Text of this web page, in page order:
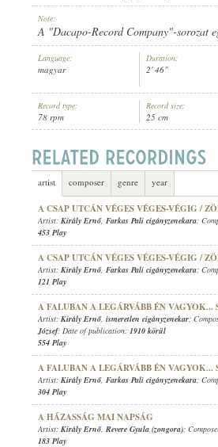
RECORD NUMBER:
Note:
A "Dacapo-Record Company"-sorozat
Language:
magyar
Duration:
2' 46"
Record type:
78 rpm
Record size:
25 cm
artist composer genre year
A CSAP UTCÁN VÉGES VÉGES-VÉGIG /
Artist: Király Ernő, Farkas Pali cigányzenekara;
453 Play
A CSAP UTCÁN VÉGES VÉGES-VÉGIG /
Artist: Király Ernő, Farkas Pali cigányzenekara;
121 Play
A FALUBAN A LEGÁRVÁBB ÉN VAGYOK...
Artist: Király Ernő, ismeretlen cigányzenekar;
József; Date of publication: 1910 körül
554 Play
A FALUBAN A LEGÁRVÁBB ÉN VAGYOK...
Artist: Király Ernő, Farkas Pali cigányzenekara;
304 Play
A HÁZASSÁG MAI NAPSÁG
Artist: Király Ernő, Revere Gyula (zongora);
183 Play